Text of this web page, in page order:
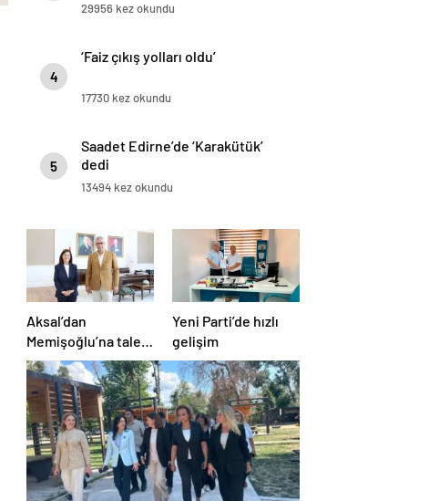
29956 kez okundu
4
‘Faiz çıkış yolları oldu’
17730 kez okundu
5
Saadet Edirne’de ‘Karakütük’
dedi
13494 kez okundu
Aksal’dan
Memişoğlu’na talep
ziyareti
Yeni Parti’de hızlı
gelişim